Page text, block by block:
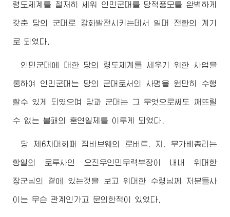
령도체계를 철저히 세워 인민군대를 당적풍모를 완벽하게
갖춘 당의 군대로 강화발전시키는데서 일대 전환의 계기
로 되였다.
인민군대에 대한 당의 령도체계를 세우기 위한 사업을
통하여 인민군대는 당의 군대로서의 사명을 원만히 수행
할수 있게 되였으며 당과 군대는 그 무엇으로써도 깨뜨릴
수 없는 불패의 혼연일체를 이루게 되였다.
당 제6차대회때 짐바브웨의 로버트. 지. 무가베총리는
항일의 로투사인 오진우인민무력부장이 내내 위대한
장군님 의 곁에 있는것을 보고 위대한 수령님 께 저분들사
이는 무슨 관계인가고 문의한적이 있었다.